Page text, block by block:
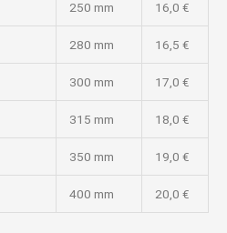
250 mm 16,0 €
280 mm 16,5 €
300 mm 17,0 €
315 mm 18,0 €
350 mm 19,0 €
400 mm 20,0 €